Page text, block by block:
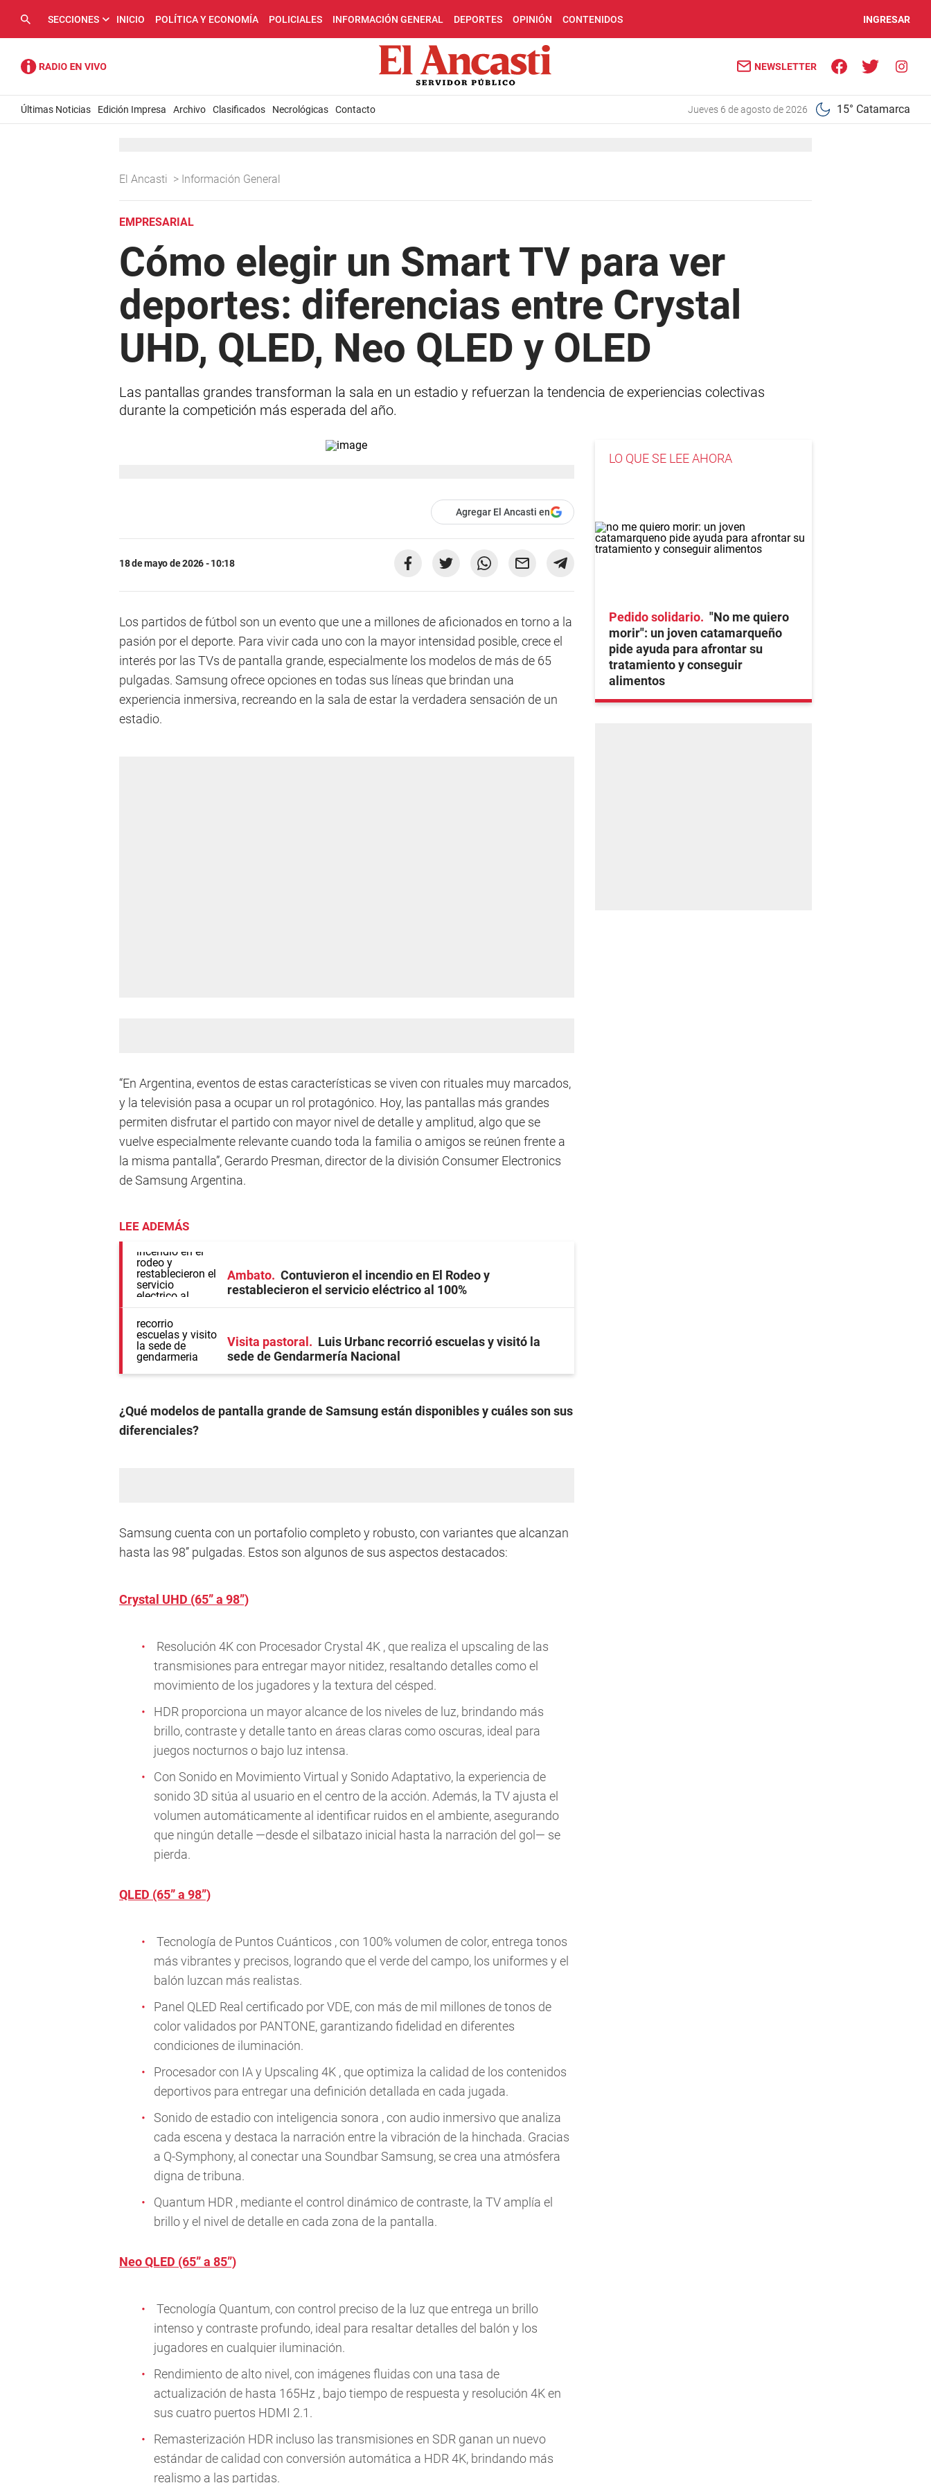
SECCIONES INICIO POLÍTICA Y ECONOMÍA POLICIALES INFORMACIÓN GENERAL DEPORTES OPINIÓN CONTENIDOS INGRESAR
NEWSLETTER
Últimas Noticias Edición Impresa Archivo Clasificados Necrológicas Contacto jueves 6 de agosto de 2026 15° Catamarca
El Ancasti > Información General
EMPRESARIAL
Cómo elegir un Smart TV para ver
deportes: diferencias entre Crystal
UHD, QLED, Neo QLED y OLED
Las pantallas grandes transforman la sala en un estadio y refuerzan la tendencia de experiencias colectivas
durante la competición más esperada del año.
Agregar El Ancasti en
18 de mayo de 2026 - 10:18
Los partidos de fútbol son un evento que une a millones de aficionados en torno a la
pasión por el deporte. Para vivir cada uno con la mayor intensidad posible, crece el
interés por las TVs de pantalla grande, especialmente los modelos de más de 65
pulgadas. Samsung ofrece opciones en todas sus líneas que brindan una
experiencia inmersiva, recreando en la sala de estar la verdadera sensación de un
estadio.
“En Argentina, eventos de estas características se viven con rituales muy marcados,
y la televisión pasa a ocupar un rol protagónico. Hoy, las pantallas más grandes
permiten disfrutar el partido con mayor nivel de detalle y amplitud, algo que se
vuelve especialmente relevante cuando toda la familia o amigos se reúnen frente a
la misma pantalla”, Gerardo Presman, director de la división Consumer Electronics
de Samsung Argentina.
LEE ADEMÁS
Ambato
Contuvieron el incendio en El Rodeo y
restablecieron el servicio eléctrico al 100%
Visita pastoral
Luis Urbanc recorrió escuelas y visitó la
sede de Gendarmería Nacional
¿Qué modelos de pantalla grande de Samsung están disponibles y cuáles son sus
diferenciales?
Samsung cuenta con un portafolio completo y robusto, con variantes que alcanzan
hasta las 98’’ pulgadas. Estos son algunos de sus aspectos destacados:
Crystal UHD (65” a 98”)
Resolución 4K con Procesador Crystal 4K , que realiza el upscaling de las
transmisiones para entregar mayor nitidez, resaltando detalles como el
movimiento de los jugadores y la textura del césped.
HDR proporciona un mayor alcance de los niveles de luz, brindando más
brillo, contraste y detalle tanto en áreas claras como oscuras, ideal para
juegos nocturnos o bajo luz intensa.
Con Sonido en Movimiento Virtual y Sonido Adaptativo, la experiencia de
sonido 3D sitúa al usuario en el centro de la acción. Además, la TV ajusta el
volumen automáticamente al identificar ruidos en el ambiente, asegurando
que ningún detalle —desde el silbatazo inicial hasta la narración del gol— se
pierda.
QLED (65” a 98”)
Tecnología de Puntos Cuánticos , con 100% volumen de color, entrega tonos
más vibrantes y precisos, logrando que el verde del campo, los uniformes y el
balón luzcan más realistas.
Panel QLED Real certificado por VDE, con más de mil millones de tonos de
color validados por PANTONE, garantizando fidelidad en diferentes
condiciones de iluminación.
Procesador con IA y Upscaling 4K , que optimiza la calidad de los contenidos
deportivos para entregar una definición detallada en cada jugada.
Sonido de estadio con inteligencia sonora , con audio inmersivo que analiza
cada escena y destaca la narración entre la vibración de la hinchada. Gracias
a Q-Symphony, al conectar una Soundbar Samsung, se crea una atmósfera
digna de tribuna.
Quantum HDR , mediante el control dinámico de contraste, la TV amplía el
brillo y el nivel de detalle en cada zona de la pantalla.
Neo QLED (65” a 85”)
Tecnología Quantum, con control preciso de la luz que entrega un brillo
intenso y contraste profundo, ideal para resaltar detalles del balón y los
jugadores en cualquier iluminación.
Rendimiento de alto nivel, con imágenes fluidas con una tasa de
actualización de hasta 165Hz , bajo tiempo de respuesta y resolución 4K en
sus cuatro puertos HDMI 2.1.
Remasterización HDR incluso las transmisiones en SDR ganan un nuevo
estándar de calidad con conversión automática a HDR 4K, brindando más
realismo a las partidas.
LO QUE SE LEE AHORA
Pedido solidario
"No me quiero
morir": un joven catamarqueño
pide ayuda para afrontar su
tratamiento y conseguir
alimentos